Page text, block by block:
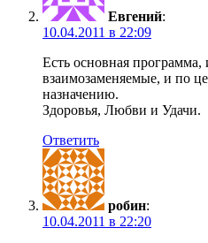
Евгений:
10.04.2011 в 22:09
Есть основная программа,
взаимозаменяемые, и по
назначению.
Здоровья, Любви и Удачи.
Ответить
робин:
10.04.2011 в 22:20